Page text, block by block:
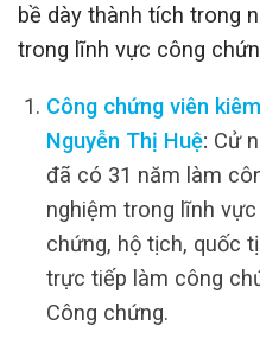
bề dày thành tích trong
trong lĩnh vực công
Công chứng viên
Nguyễn Thị Huệ: Cử
đã có 31 năm làm
nghiệm trong lĩnh
chứng, hộ tịch, quốc
trực tiếp làm công
Công chứng.